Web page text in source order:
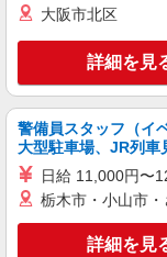
大阪市北区
詳細を見
警備員スタッフ（イ
大型駐車場、JR列車
日給 11,000円〜
栃木市・小山市
詳細を見